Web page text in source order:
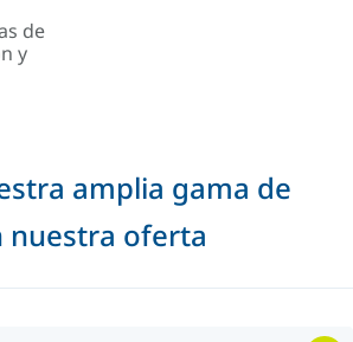
de
y
amplia gama de
nuestra oferta